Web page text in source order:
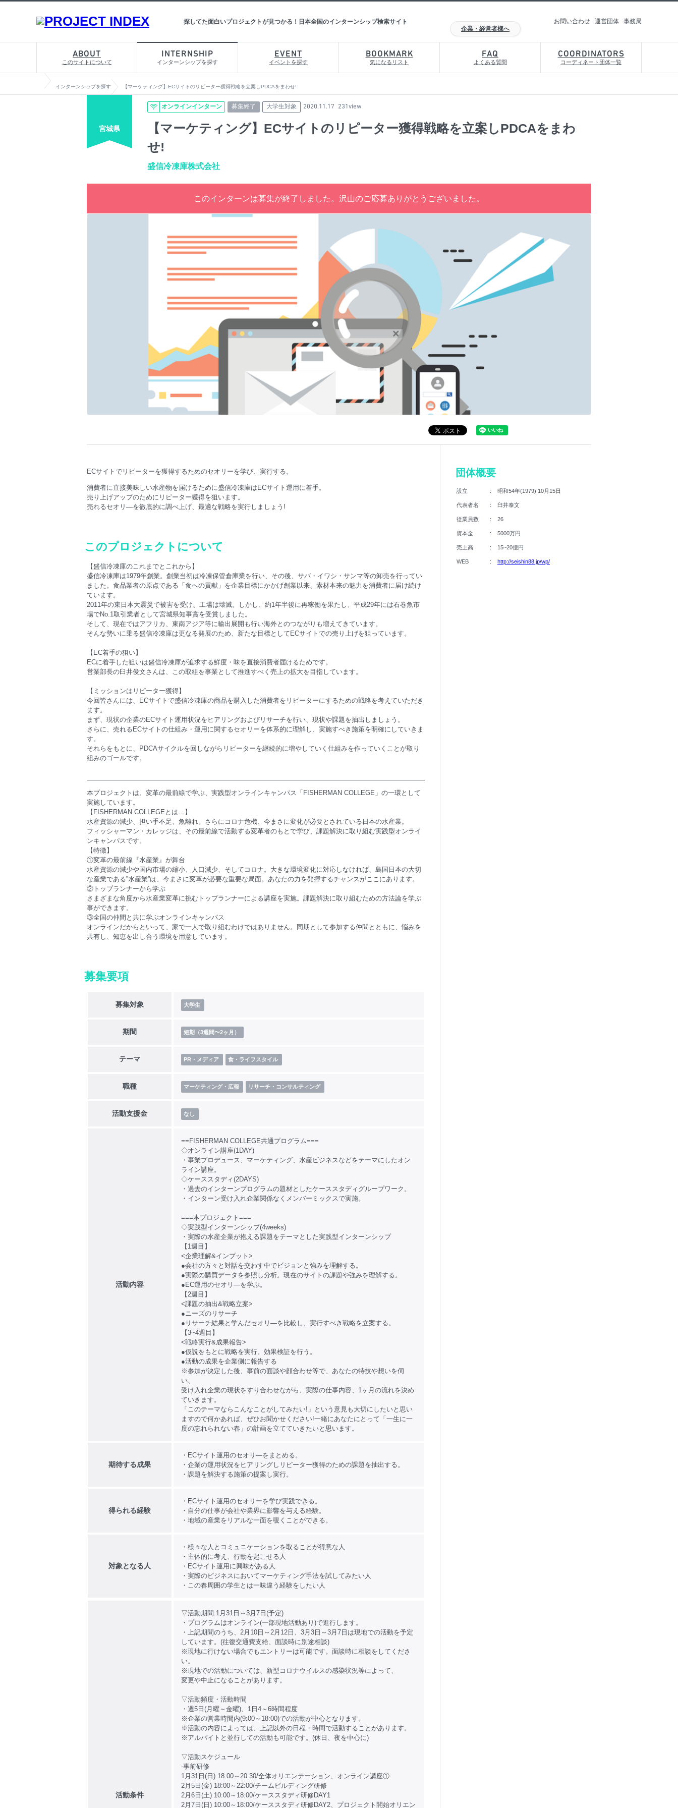
探してた面白いプロジェクトが見つかる！日本全国のインターンシップ検索サイト お問い合わせ 運営団体
事務局
企業・経営者様へ
ABOUT
このサイトについて
INTERNSHIP
インターンシップを探す
EVENT
イベントを探す
BOOKMARK
気になるリスト
FAQ
よくある質問
COORDINATORS
コーディネート団体一覧
インターンシップを探す 【マーケティング】ECサイトのリピーター獲得戦略を立案しPDCAをまわせ!
宮城県
オンラインインターン 募集終了 大学生対象 2020.11.17 231view
【マーケティング】ECサイトのリピーター獲得戦略を立案しPDCAをまわ
せ!
盛信冷凍庫株式会社
このインターンは募集が終了しました。沢山のご応募ありがとうございました。
ECサイトでリピーターを獲得するためのセオリーを学び、実行する。
消費者に直接美味しい水産物を届けるために盛信冷凍庫はECサイト運用に着手。
売り上げアップのためにリピーター獲得を狙います。
売れるセオリ―を徹底的に調べ上げ、最適な戦略を実行しましょう!
このプロジェクトについて
【盛信冷凍庫のこれまでとこれから】
盛信冷凍庫は1979年創業。創業当初は冷凍保管倉庫業を行い、その後、サバ・イワシ・サンマ等の卸売を行ってい
ました。食品業者の原点である「食への貢献」を企業目標にかかげ創業以来、素材本来の魅力を消費者に届け続け
ています。
2011年の東日本大震災で被害を受け、工場は壊滅。しかし、約1年半後に再稼働を果たし、平成29年には石巻魚市
場でNo.1取引業者として宮城県知事賞を受賞しました。
そして、現在ではアフリカ、東南アジア等に輸出展開も行い海外とのつながりも増えてきています。
そんな勢いに乗る盛信冷凍庫は更なる発展のため、新たな目標としてECサイトでの売り上げを狙っています。
【EC着手の狙い】
ECに着手した狙いは盛信冷凍庫が追求する鮮度・味を直接消費者届けるためです。
営業部長の臼井俊文さんは、この取組を事業として推進すべく売上の拡大を目指しています。
【ミッションはリピーター獲得】
今回皆さんには、ECサイトで盛信冷凍庫の商品を購入した消費者をリピーターにするための戦略を考えていただき
ます。
まず、現状の企業のECサイト運用状況をヒアリングおよびリサーチを行い、現状や課題を抽出しましょう。
さらに、売れるECサイトの仕組み・運用に関するセオリーを体系的に理解し、実施すべき施策を明確にしていきま
す。
それらをもとに、PDCAサイクルを回しながらリピーターを継続的に増やしていく仕組みを作っていくことが取り
組みのゴールです。
本プロジェクトは、変革の最前線で学ぶ、実践型オンラインキャンパス「FISHERMAN COLLEGE」の一環として
実施しています。
【FISHERMAN COLLEGEとは…】
水産資源の減少、担い手不足、魚離れ。さらにコロナ危機、今まさに変化が必要とされている日本の水産業。
フィッシャーマン・カレッジは、その最前線で活動する変革者のもとで学び、課題解決に取り組む実践型オンライ
ンキャンパスです。
【特徴】
①変革の最前線『水産業』が舞台
水産資源の減少や国内市場の縮小、人口減少、そしてコロナ。大きな環境変化に対応しなければ、島国日本の大切
な産業である”水産業”は、今まさに変革が必要な重要な局面。あなたの力を発揮するチャンスがここにあります。
②トップランナーから学ぶ
さまざまな角度から水産業変革に挑むトップランナーによる講座を実施。課題解決に取り組むための方法論を学ぶ
事ができます。
③全国の仲間と共に学ぶオンラインキャンパス
オンラインだからといって、家で一人で取り組むわけではありません。同期として参加する仲間とともに、悩みを
共有し、知恵を出し合う環境を用意しています。
募集要項
募集対象 大学生
期間 短期（3週間〜2ヶ月）
テーマ PR・メディア 食・ライフスタイル
職種 マーケティング・広報 リサーチ・コンサルティング
活動支援金 なし
活動内容
==FISHERMAN COLLEGE共通プログラム===
◇オンライン講座(1DAY)
・事業プロデュース、マーケティング、水産ビジネスなどをテーマにしたオン
ライン講座。
◇ケーススタディ(2DAYS)
・過去のインターンプログラムの題材としたケーススタディグループワーク。
・インターン受け入れ企業関係なくメンバーミックスで実施。
===本プロジェクト===
◇実践型インターンシップ(4weeks)
・実際の水産企業が抱える課題をテーマとした実践型インターンシップ
【1週目】
<企業理解&インプット>
●会社の方々と対話を交わす中でビジョンと強みを理解する。
●実際の購買データを参照し分析。現在のサイトの課題や強みを理解する。
●EC運用のセオリ―を学ぶ。
【2週目】
<課題の抽出&戦略立案>
●ニーズのリサーチ
●リサーチ結果と学んだセオリ―を比較し、実行すべき戦略を立案する。
【3~4週目】
<戦略実行&成果報告>
●仮説をもとに戦略を実行。効果検証を行う。
●活動の成果を企業側に報告する
※参加が決定した後、事前の面談や顔合わせ等で、あなたの特技や想いを伺
い、
受け入れ企業の現状をすり合わせながら、実際の仕事内容、1ヶ月の流れを決め
ていきます。
「このテーマならこんなことがしてみたい!」という意見も大切にしたいと思い
ますので何かあれば、ぜひお聞かせください!一緒にあなたにとって「一生に一
度の忘れられない春」の計画を立てていきたいと思います。
期待する成果
・ECサイト運用のセオリ―をまとめる。
・企業の運用状況をヒアリングしリピーター獲得のための課題を抽出する。
・課題を解決する施策の提案し実行。
得られる経験
・ECサイト運用のセオリーを学び実践できる。
・自分の仕事が会社や業界に影響を与える経験。
・地域の産業をリアルな一面を覗くことができる。
対象となる人
・様々な人とコミュニケーションを取ることが得意な人
・主体的に考え、行動を起こせる人
・ECサイト運用に興味がある人
・実際のビジネスにおいてマーケティング手法を試してみたい人
・この春周囲の学生とは一味違う経験をしたい人
活動条件
▽活動期間:1月31日～3月7日(予定)
・プログラムはオンライン(一部現地活動あり)で進行します。
・上記期間のうち、2月10日～2月12日、3月3日～3月7日は現地での活動を予定
しています。(往復交通費支給、面談時に別途相談)
※現地に行けない場合でもエントリーは可能です。面談時に相談をしてくださ
い。
※現地での活動については、新型コロナウイルスの感染状況等によって、
変更や中止になることがあります。
▽活動頻度・活動時間
・週5日(月曜～金曜)、1日4～6時間程度
※企業の営業時間内(9:00～18:00)での活動が中心となります。
※活動の内容によっては、上記以外の日程・時間で活動することがあります。
※アルバイトと並行しての活動も可能です。(休日、夜を中心に)
▽活動スケジュール
-事前研修
1月31日(日) 18:00～20:30/全体オリエンテーション、オンライン講座①
2月5日(金) 18:00～22:00/チームビルディング研修
2月6日(土) 10:00～18:00/ケーススタディ研修DAY1
2月7日(日) 10:00～18:00/ケーススタディ研修DAY2、プロジェクト開始オリエン
団体概要
設立 昭和54年(1979) 10月15日
代表者名 臼井泰文
従業員数 26
資本金 5000万円
売上高 15~20億円
WEB http://seishin88.jp/wp/